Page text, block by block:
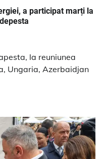
a participat marți la
la reuniunea
Ungaria, Azerbaidjan